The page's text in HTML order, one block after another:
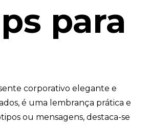
para
corporativo elegante e
é uma lembrança prática e
ou mensagens, destaca-se